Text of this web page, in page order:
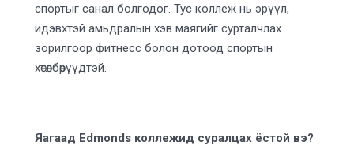
спортыг санал болгодог. Тус коллеж нь эрүүл,
идэвхтэй амьдралын хэв маягийг сурталчлах
зорилгоор фитнесс болон дотоод спортын
хөтөлбөрүүдтэй.
Яагаад Edmonds коллежид суралцах ёстой вэ?